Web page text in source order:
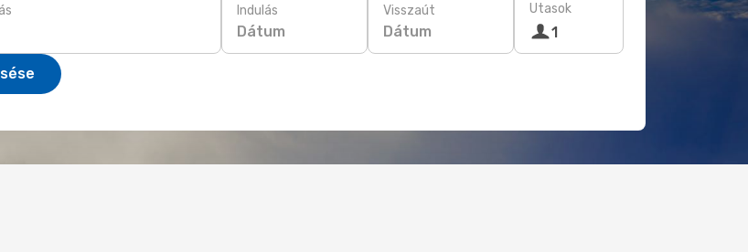
Indulás
Dátum
Visszaút
Dátum
Utasok
1